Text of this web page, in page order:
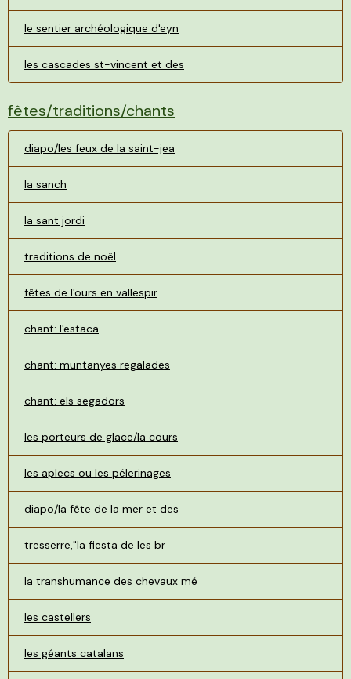
le sentier archéologique d'eyn
les cascades st-vincent et des
fêtes/traditions/chants
diapo/les feux de la saint-jea
la sanch
la sant jordi
traditions de noël
fêtes de l'ours en vallespir
chant: l'estaca
chant: muntanyes regalades
chant: els segadors
les porteurs de glace/la cours
les aplecs ou les pélerinages
diapo/la fête de la mer et des
tresserre,"la fiesta de les br
la transhumance des chevaux mé
les castellers
les géants catalans